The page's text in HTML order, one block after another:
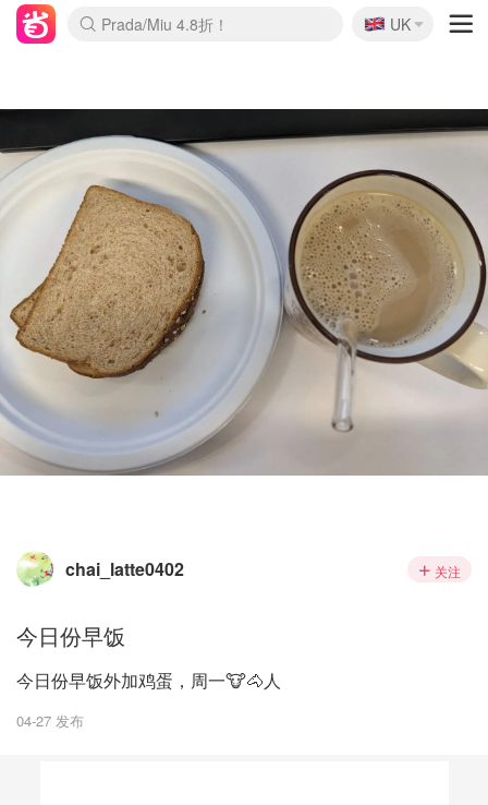
Prada/Miu 4.8折！
🇬🇧
UK
chai_latte0402 关注
今日份早饭
今日份早饭外加鸡蛋，周一🐮🐴人
04-27 发布